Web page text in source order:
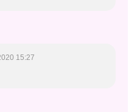
15:27